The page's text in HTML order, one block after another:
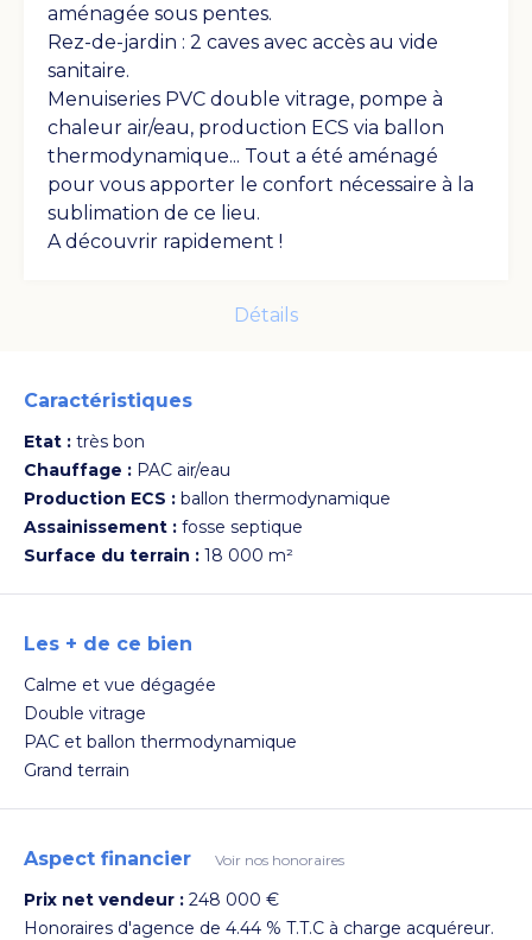
aménagée sous pentes.
Rez-de-jardin : 2 caves avec accès au vide
sanitaire.
Menuiseries PVC double vitrage, pompe à
chaleur air/eau, production ECS via ballon
thermodynamique... Tout a été aménagé
pour vous apporter le confort nécessaire à la
sublimation de ce lieu.
A découvrir rapidement !
Détails
Caractéristiques
Etat : très bon
Chauffage : PAC air/eau
Production ECS : ballon thermodynamique
Assainissement : fosse septique
Surface du terrain : 18 000 m²
Les + de ce bien
Calme et vue dégagée
Double vitrage
PAC et ballon thermodynamique
Grand terrain
Aspect financier Voir nos honoraires
Prix net vendeur : 248 000 €
Honoraires d'agence de 4.44 % T.T.C à charge acquéreur.
Voir les photos
Voir les photos